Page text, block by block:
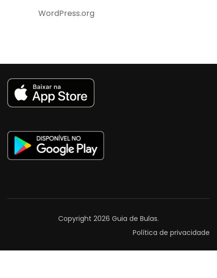
WordPress.org
Copyright 2026 Guia de Bulas.
Política de privacidade